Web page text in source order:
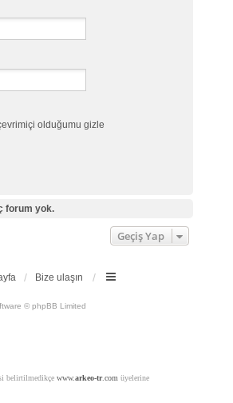
olduğumu gizle
forum yok.
Geçiş Yap
Bize ulaşın
© phpBB Limited
belirtilmedikçe www.arkeo-tr.com üyelerine